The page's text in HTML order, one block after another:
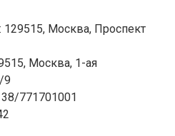
Москва, Проспект
Москва, 1-ая
9
771701001